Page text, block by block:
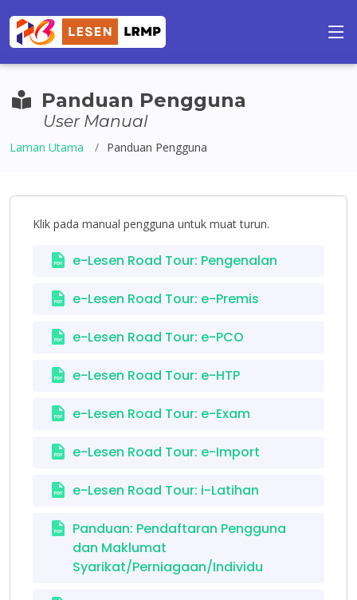
Panduan Pengguna
User Manual
Laman Utama Panduan Pengguna
Klik pada manual pengguna untuk muat turun.
e-Lesen Road Tour: Pengenalan
e-Lesen Road Tour: e-Premis
e-Lesen Road Tour: e-PCO
e-Lesen Road Tour: e-HTP
e-Lesen Road Tour: e-Exam
e-Lesen Road Tour: e-Import
e-Lesen Road Tour: i-Latihan
Panduan: Pendaftaran Pengguna
dan Maklumat
Syarikat/Perniagaan/Individu